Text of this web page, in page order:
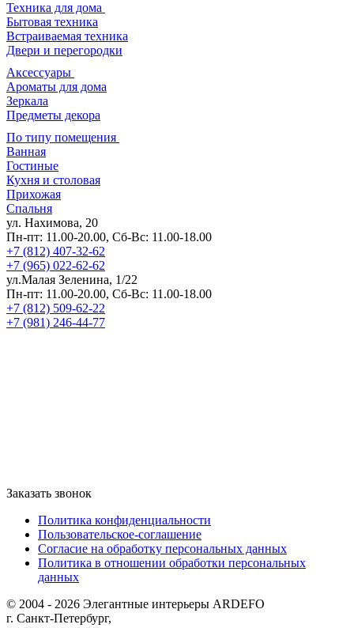
Техника для дома
Бытовая техника
Встраиваемая техника
Двери и перегородки
Аксессуары
Ароматы для дома
Зеркала
Предметы декора
По типу помещения
Ванная
Гостиные
Кухня и столовая
Прихожая
Спальня
ул. Нахимова, 20
Пн-пт: 11.00-20.00, Сб-Вс: 11.00-18.00
+7 (812) 407-32-62
+7 (965) 022-62-62
ул.Малая Зеленина, 1/22
Пн-пт: 11.00-20.00, Сб-Вс: 11.00-18.00
+7 (812) 509-62-22
+7 (981) 246-44-77
Заказать звонок
Политика конфиденциальности
Пользовательское-соглашение
Согласие на обработку персональных данных
Политика в отношении обработки персональных
данных
© 2004 - 2026 Элегантные интерьеры ARDEFO
г. Санкт-Петербург,